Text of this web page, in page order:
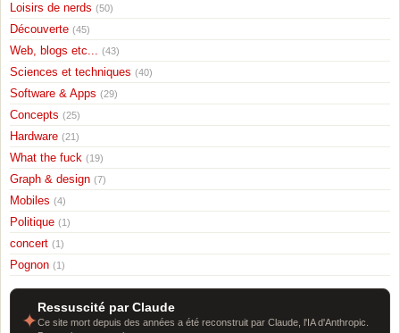
Loisirs de nerds (50)
Découverte (45)
Web, blogs etc... (43)
Sciences et techniques (40)
Software & Apps (29)
Concepts (25)
Hardware (21)
What the fuck (19)
Graph & design (7)
Mobiles (4)
Politique (1)
concert (1)
Pognon (1)
✦
Ressuscité par Claude
Ce site mort depuis des années a été reconstruit par Claude, l'IA d'Anthropic.